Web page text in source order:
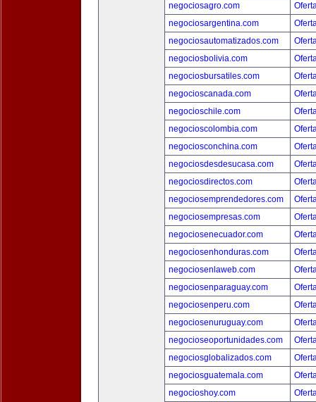
negociosagro.com
negociosargentina.com
negociosautomatizados.com
negociosbolivia.com
negociosbursatiles.com
negocioscanada.com
negocioschile.com
negocioscolombia.com
negociosconchina.com
negociosdesdesucasa.com
negociosdirectos.com
negociosemprendedores.com
negociosempresas.com
negociosenecuador.com
negociosenhonduras.com
negociosenlaweb.com
negociosenparaguay.com
negociosenperu.com
negociosenuruguay.com
negocioseoportunidades.com
negociosglobalizados.com
negociosguatemala.com
negocioshoy.com